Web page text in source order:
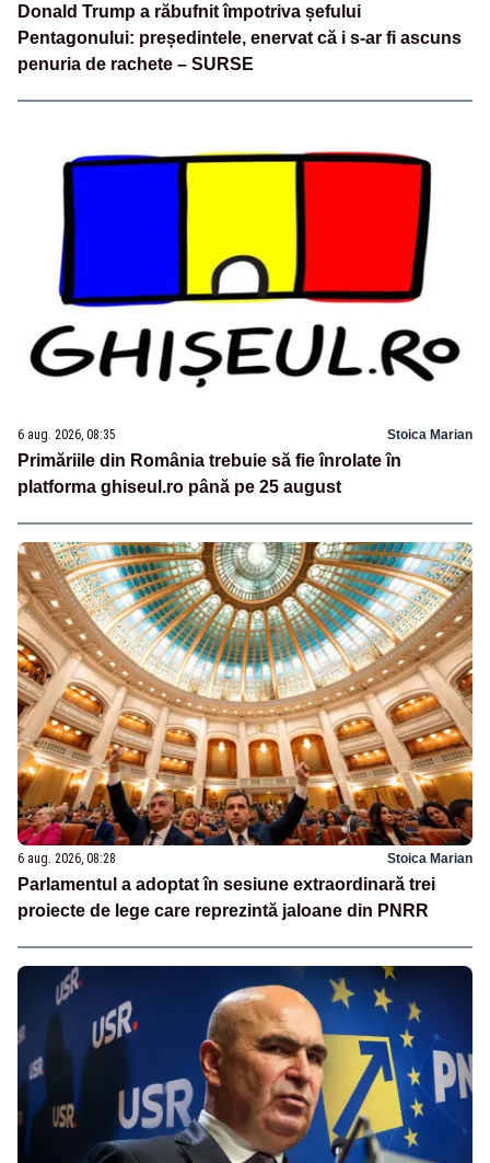
Donald Trump a răbufnit împotriva șefului
Pentagonului: președintele, enervat că i s-ar fi ascuns
penuria de rachete – SURSE
6 aug. 2026, 08:35 Stoica Marian
Primăriile din România trebuie să fie înrolate în
platforma ghiseul.ro până pe 25 august
6 aug. 2026, 08:28 Stoica Marian
Parlamentul a adoptat în sesiune extraordinară trei
proiecte de lege care reprezintă jaloane din PNRR